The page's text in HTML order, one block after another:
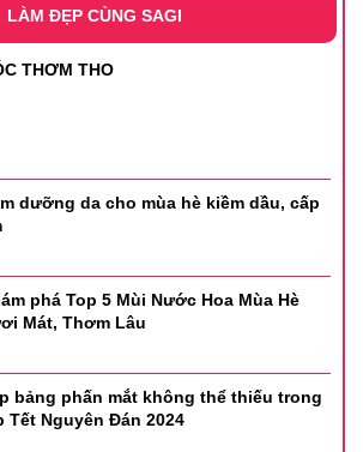
LÀM ĐẸP CÙNG SAGI
THƠM THO
dưỡng da cho mùa hè kiềm dầu, cấp
phá Top 5 Mùi Nước Hoa Mùa Hè
Mát, Thơm Lâu
bảng phấn mắt không thể thiếu trong
Tết Nguyên Đán 2024